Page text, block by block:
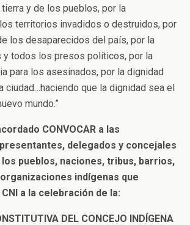
tierra y de los pueblos, por la
territorios invadidos o destruidos, por
los desaparecidos del país, por la
y todos los presos políticos, por la
para los asesinados, por la dignidad
ciudad…haciendo que la dignidad sea el
mundo.”
CONVOCAR a las
delegados y concejales
pueblos, naciones, tribus, barrios,
indígenas que
a la celebración de la:
DEL CONCEJO INDÍGENA